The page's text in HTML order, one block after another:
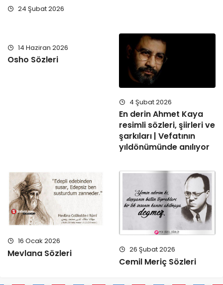
24 Şubat 2026
14 Haziran 2026
Osho Sözleri
4 Şubat 2026
En derin Ahmet Kaya
resimli sözleri, şiirleri ve
şarkıları | Vefatının
yıldönümünde anılıyor
16 Ocak 2026
Mevlana Sözleri 26 Şubat 2026
Cemil Meriç Sözleri